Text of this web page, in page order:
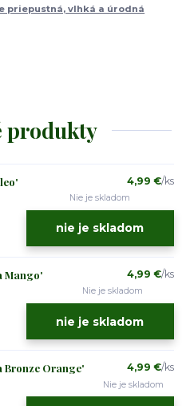
priepustná, vlhká a úrodná
produkty
4,99 €/ks
Nie je skladom
nie je skladom
Mango' 4,99 €/ks
Nie je skladom
nie je skladom
Bronze Orange' 4,99 €/ks
Nie je skladom